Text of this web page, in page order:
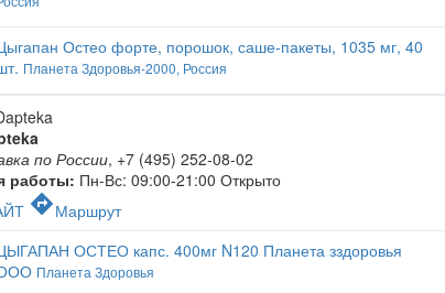
Остео форте, порошок, саше-пакеты, 1035 мг, 40
Планета Здоровья-2000, Россия
по России, +7 (495) 252-08-02
работы: Пн-Вс: 09:00-21:00 Открыто
directionsМаршрут
ОСТЕО капс. 400мг N120 Планета зздоровья
Планета Здоровья